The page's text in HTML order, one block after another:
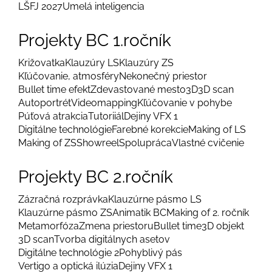
LŠFJ 2027Umelá inteligencia
Projekty BC 1.ročník
KrižovatkaKlauzúry LSKlauzúry ZS
Kľúčovanie, atmosféryNekonečný priestor
Bullet time efektZdevastované mesto3D3D scan
AutoportrétVideomappingKľúčovanie v pohybe
Púťová atrakciaTutoriiálDejiny VFX 1
Digitálne technológieFarebné korekcieMaking of LS
Making of ZSShowreelSpoluprácaVlastné cvičenie
Projekty BC 2.ročník
Zázračná rozprávkaKlauzúrne pásmo LS
Klauzúrne pásmo ZSAnimatik BCMaking of 2. ročník
MetamorfózaZmena priestoruBullet time3D objekt
3D scanTvorba digitálnych asetov
Digitálne technológie 2Pohyblivý pás
Vertigo a optická ilúziaDejiny VFX 1